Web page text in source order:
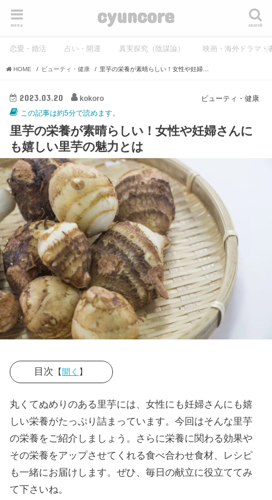
cyuncore search
menu
恋愛・婚活 占い・開運 真実探究（陰謀論） 映画・海外ドラマ・
HOME ビューティ・健康
ビューティ・健康
2023.03.20
kokoro
この記事は約5分で読めます。
里芋の栄養が素晴らしい！女性や妊婦さんに
も嬉しい里芋の魅力とは
目次 【開く 】
› 里芋の栄養と
は？冷凍里芋
はどう？
» 冷凍里
芋って
栄養が
丸くてぬめりのある里芋には、女性にも妊婦さんにも嬉
しい栄養がたっぷり詰まっています。今回はそんな里芋
の栄養をご紹介しましょう。さらに栄養に関わる効果や
その栄養をアップさせてくれる食べ合わせ食材、レシピ
も一緒にお届けします。ぜひ、毎日の献立に役立ててみ
て下さいね。